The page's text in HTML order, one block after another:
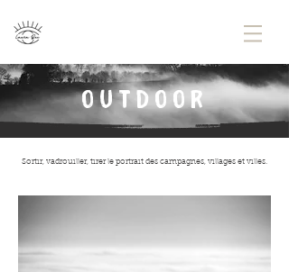
OUTDOOR
Sortir, vadrouiller, tirer le portrait des campagnes, villages et villes.